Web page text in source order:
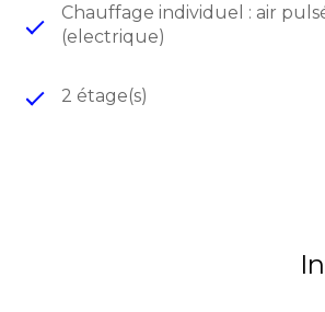
Chauffage individuel : air
(electrique)
2 étage(s)